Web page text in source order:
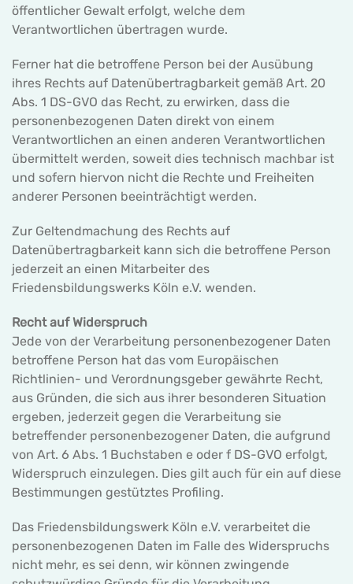
öffentlicher Gewalt erfolgt, welche dem
Verantwortlichen übertragen wurde.
Ferner hat die betroffene Person bei der Ausübung
ihres Rechts auf Datenübertragbarkeit gemäß Art. 20
Abs. 1 DS-GVO das Recht, zu erwirken, dass die
personenbezogenen Daten direkt von einem
Verantwortlichen an einen anderen Verantwortlichen
übermittelt werden, soweit dies technisch machbar ist
und sofern hiervon nicht die Rechte und Freiheiten
anderer Personen beeinträchtigt werden.
Zur Geltendmachung des Rechts auf
Datenübertragbarkeit kann sich die betroffene Person
jederzeit an einen Mitarbeiter des
Friedensbildungswerks Köln e.V. wenden.
Recht auf Widerspruch
Jede von der Verarbeitung personenbezogener Daten
betroffene Person hat das vom Europäischen
Richtlinien- und Verordnungsgeber gewährte Recht,
aus Gründen, die sich aus ihrer besonderen Situation
ergeben, jederzeit gegen die Verarbeitung sie
betreffender personenbezogener Daten, die aufgrund
von Art. 6 Abs. 1 Buchstaben e oder f DS-GVO erfolgt,
Widerspruch einzulegen. Dies gilt auch für ein auf diese
Bestimmungen gestütztes Profiling.
Das Friedensbildungswerk Köln e.V. verarbeitet die
personenbezogenen Daten im Falle des Widerspruchs
nicht mehr, es sei denn, wir können zwingende